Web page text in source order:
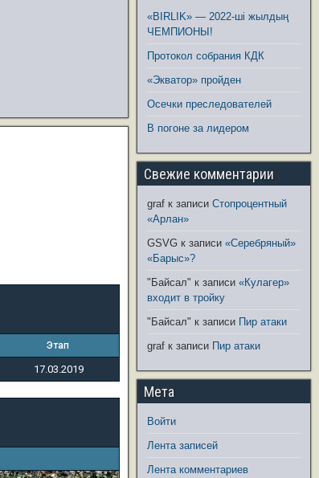
Этап
17.03.2019
«BIRLIK» — 2022-ші жылдың
ЧЕМПИОНЫ!
Протокол собрания КДК
«Экватор» пройден
Осечки преследователей
В погоне за лидером
Свежие комментарии
graf к записиСтопроцентный
«Арлан»
GSVG к записи«Серебряный»
«Барыс»?
"Байсал" к записи«Кулагер»
входит в тройку
"Байсал" к записи Пир атаки
graf к записи Пир атаки
Мета
Войти
Лента записей
Лента комментариев